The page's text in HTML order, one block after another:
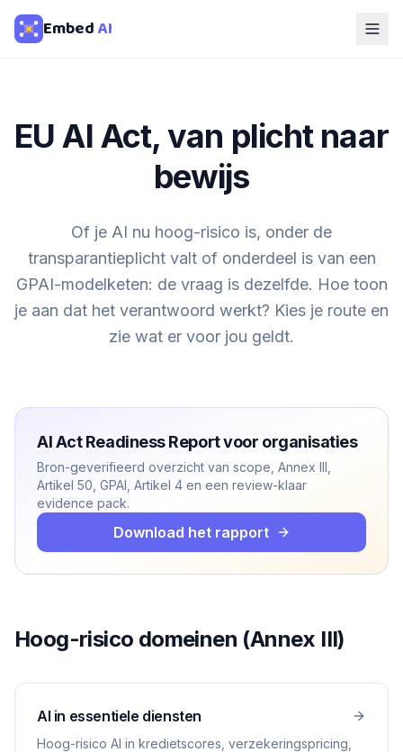
EmbedAI
EU AI Act, van plicht naar
bewijs
Of je AI nu hoog-risico is, onder de
transparantieplicht valt of onderdeel is van een
GPAI-modelketen: de vraag is dezelfde. Hoe toon
je aan dat het verantwoord werkt? Kies je route en
zie wat er voor jou geldt.
AI Act Readiness Report voor organisaties
Bron-geverifieerd overzicht van scope, Annex III,
Artikel 50, GPAI, Artikel 4 en een review-klaar
evidence pack.
Download het rapport
Hoog-risico domeinen (Annex III)
AI in essentiele diensten
Hoog-risico AI in kredietscores, verzekeringspricing,